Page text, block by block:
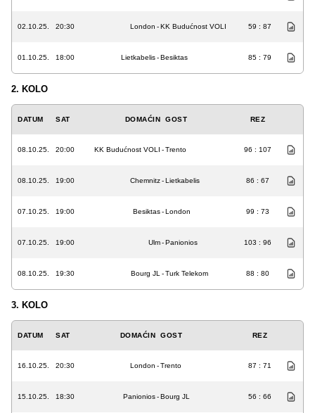
02.10.25. 20:30 London -KK Budućnost VOLI 59 : 87
01.10.25. 18:00 Lietkabelis-Besiktas 85 : 79
2. KOLO
DATUM SAT DOMAĆIN GOST REZ
08.10.25. 20:00 KK Budućnost VOLI -Trento 96 : 107
08.10.25. 19:00 Chemnitz-Lietkabelis 86 : 67
07.10.25. 19:00 Besiktas-London 99 : 73
07.10.25. 19:00 Ulm-Panionios 103 : 96
08.10.25. 19:30 Bourg JL -Turk Telekom 88 : 80
3. KOLO
DATUM SAT DOMAĆIN GOST REZ
16.10.25. 20:30 London -Trento 87 : 71
15.10.25. 18:30 Panionios-Bourg JL 56 : 66